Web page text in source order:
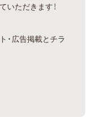
いただきます！
・広告掲載とチラ